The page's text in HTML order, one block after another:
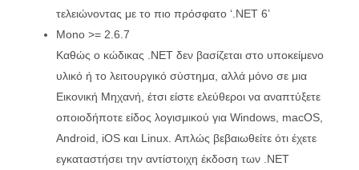
τελειώνοντας με το πιο πρόσφατο ‘.NET 6’
Mono >= 2.6.7
Καθώς ο κώδικας .NET δεν βασίζεται στο υποκείμενο
υλικό ή το λειτουργικό σύστημα, αλλά μόνο σε μια
Εικονική Μηχανή, έτσι είστε ελεύθεροι να αναπτύξετε
οποιοδήποτε είδος λογισμικού για Windows, macOS,
Android, iOS και Linux. Απλώς βεβαιωθείτε ότι έχετε
εγκαταστήσει την αντίστοιχη έκδοση των .NET